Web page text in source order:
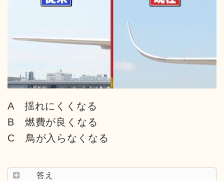
A 揺れにくくなる
B 燃費が良くなる
C 鳥が入らなくなる
答え